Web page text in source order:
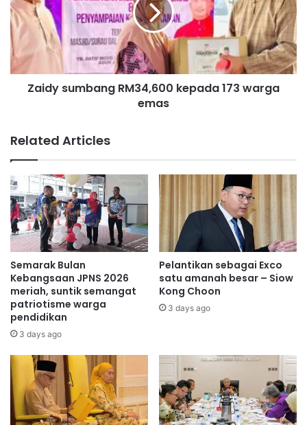
untuk 30 hari,” jelas Arul Kumar.
u
b
u
r
L
k
,
i
m
b
o
l
e
r
p
a
d
a
n
k
o
m
y
s
u
m
b
M
3
4
,
6
0
0
k
e
p
a
d
a
1
3
w
a
g
Zaidy sumbang RM34,600 kepada 173 warga
emas
Related Articles
Semarak Bulan
Kebangsaan JPNS 2026
meriah, suntik semangat
patriotisme warga
pendidikan
3 days ago
Pelantikan sebagai Exco
satu amanah besar – Siow
Kong Choon
3 days ago